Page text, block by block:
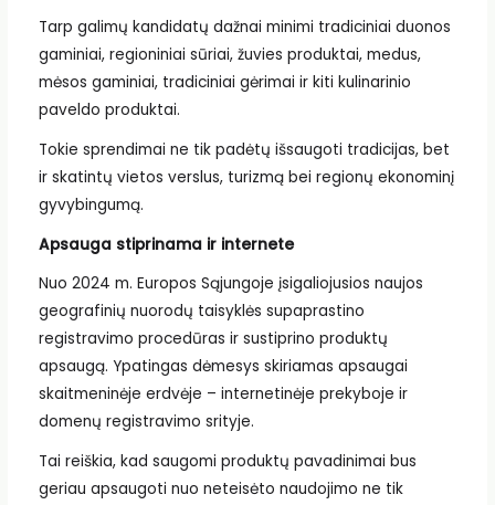
Tarp galimų kandidatų dažnai minimi tradiciniai duonos
gaminiai, regioniniai sūriai, žuvies produktai, medus,
mėsos gaminiai, tradiciniai gėrimai ir kiti kulinarinio
paveldo produktai.
Tokie sprendimai ne tik padėtų išsaugoti tradicijas, bet
ir skatintų vietos verslus, turizmą bei regionų ekonominį
gyvybingumą.
Apsauga stiprinama ir internete
Nuo 2024 m. Europos Sąjungoje įsigaliojusios naujos
geografinių nuorodų taisyklės supaprastino
registravimo procedūras ir sustiprino produktų
apsaugą. Ypatingas dėmesys skiriamas apsaugai
skaitmeninėje erdvėje – internetinėje prekyboje ir
domenų registravimo srityje.
Tai reiškia, kad saugomi produktų pavadinimai bus
geriau apsaugoti nuo neteisėto naudojimo ne tik